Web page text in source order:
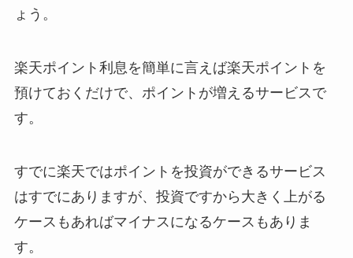
ょう。
楽天ポイント利息を簡単に言えば楽天ポイントを
預けておくだけで、ポイントが増えるサービスで
す。
すでに楽天ではポイントを投資ができるサービス
はすでにありますが、投資ですから大きく上がる
ケースもあればマイナスになるケースもありま
す。